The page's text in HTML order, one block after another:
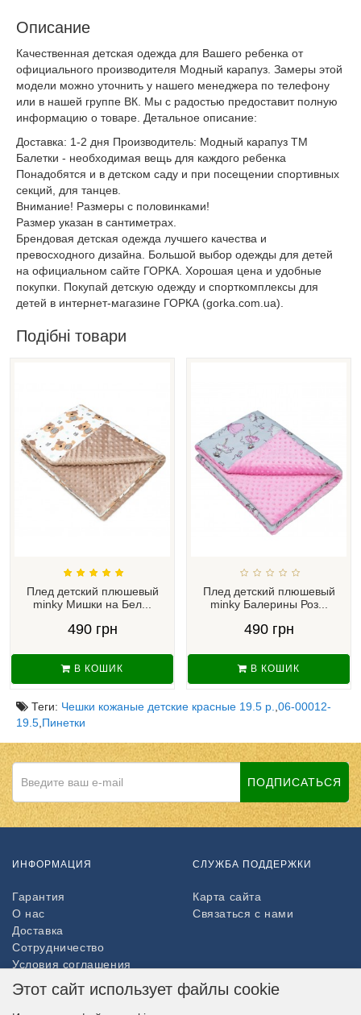
Описание
Качественная детская одежда для Вашего ребенка от
официального производителя Модный карапуз. Замеры этой
модели можно уточнить у нашего менеджера по телефону
или в нашей группе ВК. Мы с радостью предоставит полную
информацию о товаре. Детальное описание:
Доставка: 1-2 дня Производитель: Модный карапуз ТМ
Балетки - необходимая вещь для каждого ребенка
Понадобятся и в детском саду и при посещении спортивных
секций, для танцев.
Внимание! Размеры с половинками!
Размер указан в сантиметрах.
Брендовая детская одежда лучшего качества и
превосходного дизайна. Большой выбор одежды для детей
на официальном сайте ГОРКА. Хорошая цена и удобные
покупки. Покупай детскую одежду и спорткомплексы для
детей в интернет-магазине ГОРКА (gorka.com.ua).
Подібні товари
Плед детский плюшевый
minky Мишки на Бел...
490 грн
В КОШИК
Плед детский плюшевый
minky Балерины Роз...
490 грн
В КОШИК
Теги: Чешки кожаные детские красные 19.5 р. 06-00012-
19.5 Пинетки
ПОДПИСАТЬСЯ
ИНФОРМАЦИЯ
Гарантия
О нас
Доставка
Сотрудничество
Условия соглашения
Возврат товара
СЛУЖБА ПОДДЕРЖКИ
Карта сайта
Связаться с нами
Этот сайт использует файлы cookie